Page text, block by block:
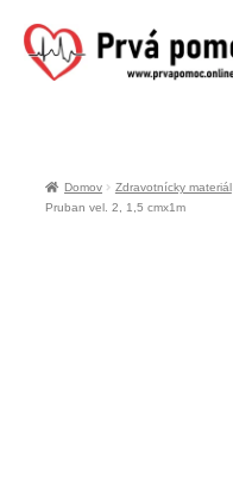
Domov Zdravotnícky materiál
Pruban vel. 2, 1,5 cmx1m